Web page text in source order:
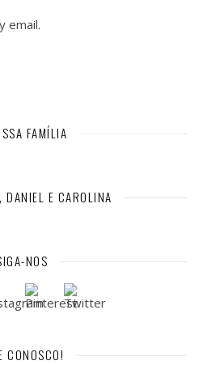
email.
FAMÍLIA
DANIEL E CAROLINA
NOS
CONOSCO!